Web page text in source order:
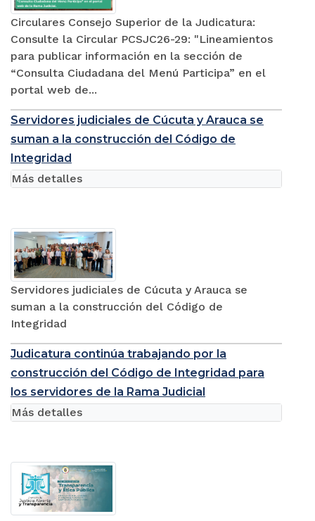
Circulares Consejo Superior de la Judicatura:
Consulte la Circular PCSJC26-29: "Lineamientos
para publicar información en la sección de
“Consulta Ciudadana del Menú Participa” en el
portal web de...
Servidores judiciales de Cúcuta y Arauca se
suman a la construcción del Código de
Integridad
Servidores judiciales de Cúcuta y Arauca se
suman a la construcción del Código de
Integridad
Más detalles
Judicatura continúa trabajando por la
construcción del Código de Integridad para
los servidores de la Rama Judicial
Más detalles